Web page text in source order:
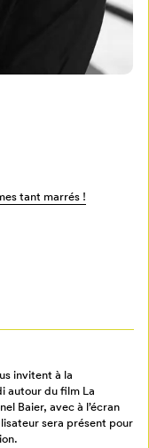
tant marrés !
invitent à la
autour du film La
Baier, avec à l’écran
sera présent pour